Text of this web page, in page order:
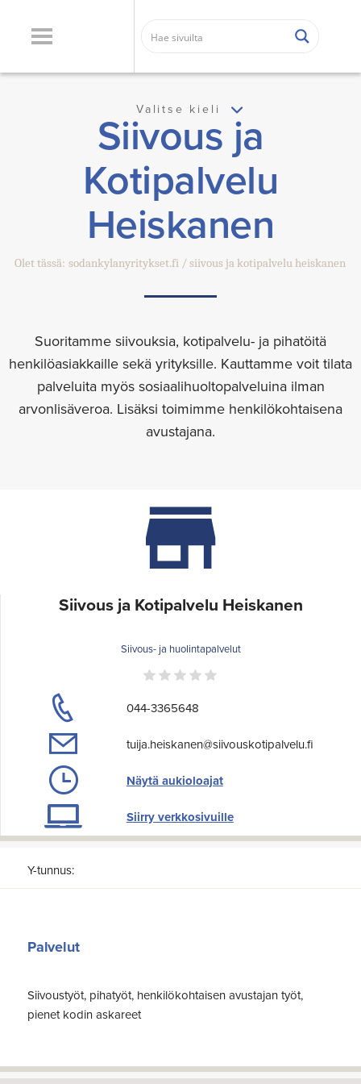
Valitse kieli
Siivous ja
Kotipalvelu
Heiskanen
Olet tässä: sodankylanyritykset.fi siivous ja kotipalvelu heiskanen
Suoritamme siivouksia, kotipalvelu- ja pihatöitä
henkilöasiakkaille sekä yrityksille. Kauttamme voit tilata
palveluita myös sosiaalihuoltopalveluina ilman
arvonlisäveroa. Lisäksi toimimme henkilökohtaisena
avustajana.
Siivous ja Kotipalvelu Heiskanen
Siivous- ja huolintapalvelut
044-3365648
tuija.heiskanen@siivouskotipalvelu.fi
Näytä aukioloajat
Siirry verkkosivuille
Y-tunnus:
Palvelut
Siivoustyöt, pihatyöt, henkilökohtaisen avustajan työt,
pienet kodin askareet